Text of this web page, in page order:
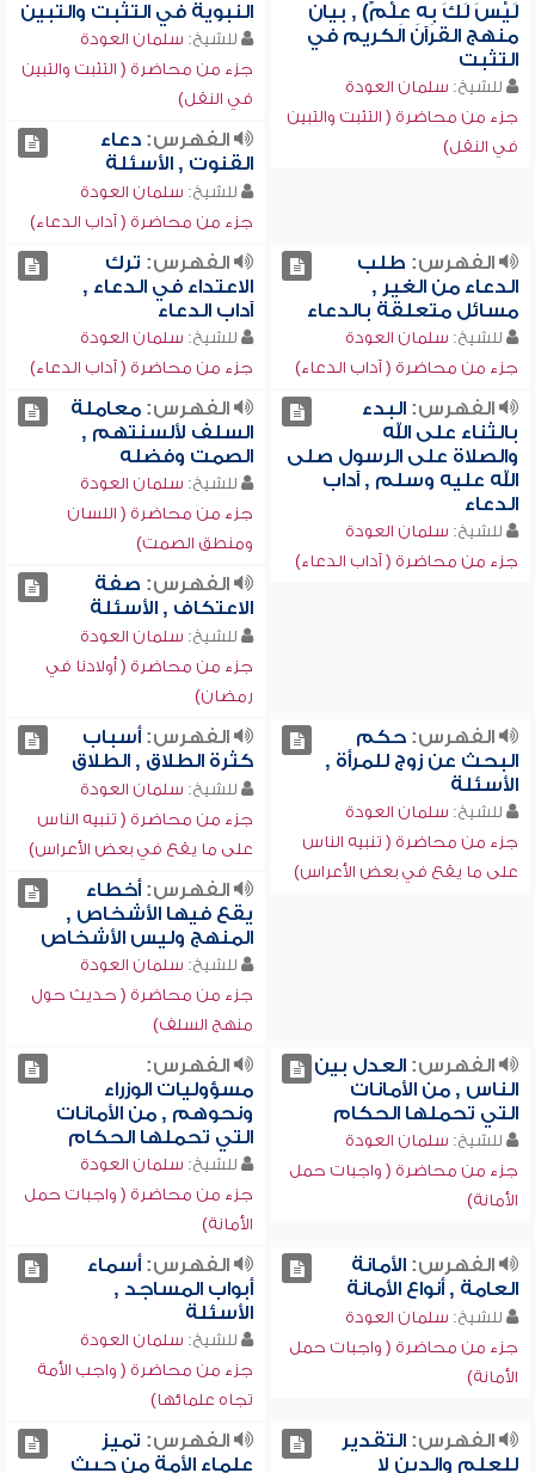
لَيْسَ لَكَ بِهِ عِلْمٌ) , بيان
منهج القرآن الكريم في
التثبت
للشيخ: سلمان العودة
جزء من محاضرة ( التثبت والتبين
في النقل)
النبوية في التثبت والتبين
للشيخ: سلمان العودة
جزء من محاضرة ( التثبت والتبين
في النقل)
الفهرس:دعاء
القنوت , الأسئلة
للشيخ: سلمان العودة
جزء من محاضرة ( آداب الدعاء)
الفهرس: طلب
الدعاء من الغير ,
مسائل متعلقة بالدعاء
للشيخ: سلمان العودة
جزء من محاضرة ( آداب الدعاء)
الفهرس: ترك
الاعتداء في الدعاء ,
آداب الدعاء
للشيخ: سلمان العودة
جزء من محاضرة ( آداب الدعاء)
الفهرس:البدء
بالثناء على الله
والصلاة على الرسول صلى
الله عليه وسلم , آداب
الدعاء
للشيخ: سلمان العودة
جزء من محاضرة ( آداب الدعاء)
الفهرس:معاملة
السلف لألسنتهم ,
الصمت وفضله
للشيخ: سلمان العودة
جزء من محاضرة ( اللسان
ومنطق الصمت)
الفهرس: صفة
الاعتكاف , الأسئلة
للشيخ: سلمان العودة
جزء من محاضرة ( أولادنا في
رمضان)
الفهرس:حكم
البحث عن زوج للمرأة ,
الأسئلة
للشيخ: سلمان العودة
جزء من محاضرة ( تنبيه الناس
على ما يقع في بعض الأعراس)
الفهرس:أسباب
كثرة الطلاق , الطلاق
للشيخ: سلمان العودة
جزء من محاضرة ( تنبيه الناس
على ما يقع في بعض الأعراس)
الفهرس:أخطاء
يقع فيها الأشخاص ,
المنهج وليس الأشخاص
للشيخ: سلمان العودة
جزء من محاضرة ( حديث حول
منهج السلف)
الفهرس:العدل بين
الناس , من الأمانات
التي تحملها الحكام
للشيخ: سلمان العودة
جزء من محاضرة ( واجبات حمل
الأمانة)
الفهرس:
مسؤوليات الوزراء
ونحوهم , من الأمانات
التي تحملها الحكام
للشيخ: سلمان العودة
جزء من محاضرة ( واجبات حمل
الأمانة)
الفهرس:الأمانة
العامة , أنواع الأمانة
للشيخ: سلمان العودة
جزء من محاضرة ( واجبات حمل
الأمانة)
الفهرس:أسماء
أبواب المساجد ,
الأسئلة
للشيخ: سلمان العودة
جزء من محاضرة ( واجب الأمة
تجاه علمائها)
الفهرس:التقدير
للعلم والدين لا
الفهرس: تميز
علماء الأمة من حيث